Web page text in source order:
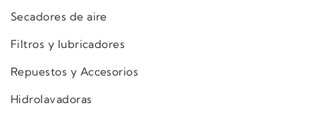
Secadores de aire
Filtros y lubricadores
Repuestos y Accesorios
Hidrolavadoras